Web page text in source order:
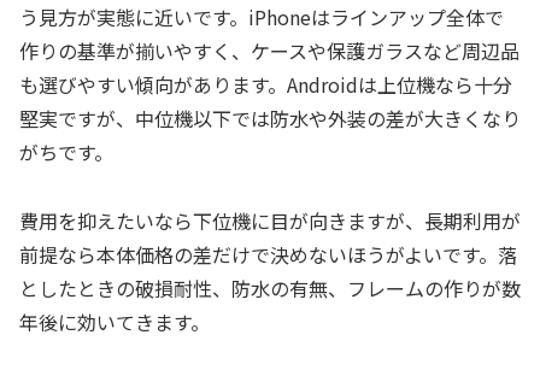
う見方が実態に近いです。iPhoneはラインアップ全体で
作りの基準が揃いやすく、ケースや保護ガラスなど周辺品
も選びやすい傾向があります。Androidは上位機なら十分
堅実ですが、中位機以下では防水や外装の差が大きくなり
がちです。
費用を抑えたいなら下位機に目が向きますが、長期利用が
前提なら本体価格の差だけで決めないほうがよいです。落
としたときの破損耐性、防水の有無、フレームの作りが数
年後に効いてきます。